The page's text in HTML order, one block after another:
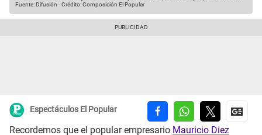
Fuente: Difusión -Crédito: Composición El Popular
Espectáculos El Popular
Recordemos que el popular empresario Mauricio Diez